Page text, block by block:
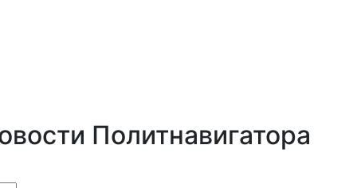
Политнавигатора